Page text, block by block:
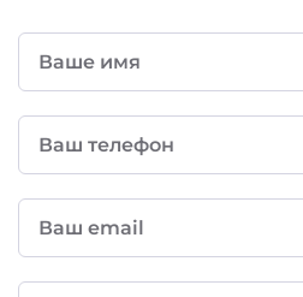
Ваше имя
Ваш телефон
Ваш email